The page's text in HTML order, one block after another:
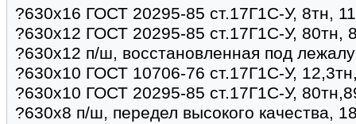
?630х16 ГОСТ 20295-85 ст.17Г1С-У, 8тн,
?630х12 ГОСТ 20295-85 ст.17Г1С-У, 80тн,
?630х12 п/ш, восстановленная под
?630х10 ГОСТ 10706-76 ст.17Г1С-У,
?630х10 ГОСТ 20295-85 ст.17Г1С-У,
?630х8 п/ш, передел высокого качества,